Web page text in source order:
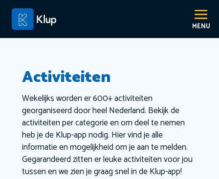
Activiteiten
Wekelijks worden er 600+ activiteiten
georganiseerd door heel Nederland. Bekijk de
activiteiten per categorie en om deel te nemen
heb je de Klup-app nodig. Hier vind je alle
informatie en mogelijkheid om je aan te melden.
Gegarandeerd zitten er leuke activiteiten voor jou
tussen en we zien je graag snel in de Klup-app!